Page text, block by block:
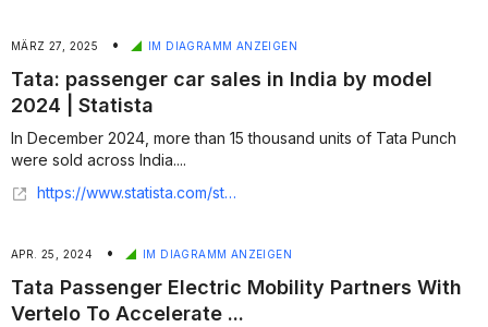
MÄRZ 27, 2025 • IM DIAGRAMM ANZEIGEN
Tata: passenger car sales in India by model
2024 | Statista
In December 2024, more than 15 thousand units of Tata Punch
were sold across India....
https://www.statista.com/statistics/1091760/india-tata-car-sales-by-model/
APR. 25, 2024 • IM DIAGRAMM ANZEIGEN
Tata Passenger Electric Mobility Partners With
Vertelo To Accelerate ...